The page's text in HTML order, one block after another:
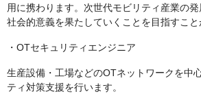
用に携わります。次世代モビリティ産業の発
社会的意義を果たしていくことを目指すこと
・OTセキュリティエンジニア
生産設備・工場などのOTネットワークを中
ティ対策支援を行います。